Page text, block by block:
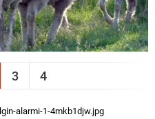
3 4
alarmi-1-4mkb1djw.jpg